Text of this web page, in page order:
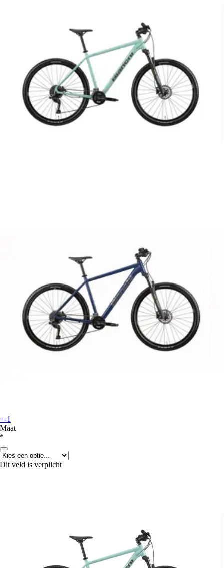
+-1
Maat
*
Dit veld is verplicht